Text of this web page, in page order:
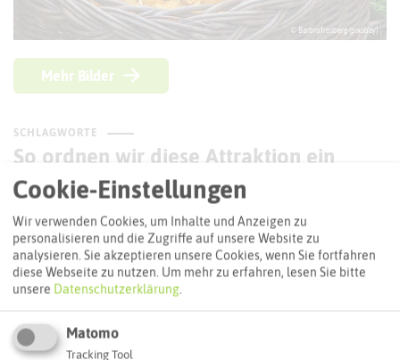
© Barbrofrosberg (pixabay)
Mehr Bilder
SCHLAGWORTE
So ordnen wir diese Attraktion ein
Die Vest-Entdecker Hofladen
Recklinghausen
So kommt ihr zum Ziel
Cookie-Einstellungen
Wir verwenden Cookies, um Inhalte und Anzeigen zu
personalisieren und die Zugriffe auf unsere Website zu
analysieren. Sie akzeptieren unsere Cookies, wenn Sie fortfahren
diese Webseite zu nutzen. Um mehr zu erfahren, lesen Sie bitte
unsere Datenschutzerklärung.
Matomo
Tracking Tool